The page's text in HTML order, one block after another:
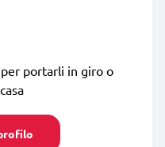
portarli in giro o